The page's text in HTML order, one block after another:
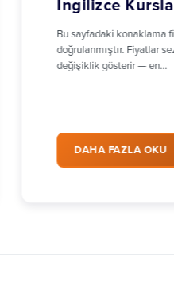
İngilizce
Bu sayfadaki konaklama
doğrulanmıştır. Fiyatlar
değişiklik gösterir — en…
DAHA FAZLA OKU